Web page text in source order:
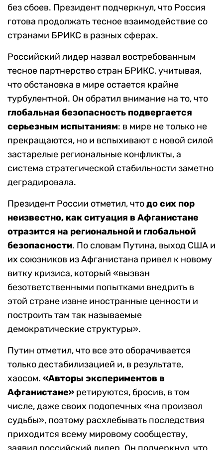
без сбоев. Президент подчеркнул, что Россия
готова продолжать тесное взаимодействие со
странами БРИКС в разных сферах.
Российский лидер назвал востребованным
тесное партнерство стран БРИКС, учитывая,
что обстановка в мире остается крайне
турбулентной. Он обратил внимание на то, что
глобальная безопасность подвергается
серьезным испытаниям: в мире не только не
прекращаются, но и вспыхивают с новой силой
застарелые региональные конфликты, а
система стратегической стабильности заметно
деградировала.
Президент России отметил, чтодо сих пор
неизвестно, как ситуация в Афганистане
отразится на региональной и глобальной
безопасности. По словам Путина, выход США и
их союзников из Афганистана привел к новому
витку кризиса, который «вызван
безответственными попытками внедрить в
этой стране извне иностранные ценности и
построить там так называемые
демократические структуры».
Путин отметил, что все это оборачивается
только дестабилизацией и, в результате,
хаосом. «Авторы экспериментов в
Афганистане» ретируются, бросив, в том
числе, даже своих подопечных «на произвол
судьбы», поэтому расхлебывать последствия
приходится всему мировому сообществу,